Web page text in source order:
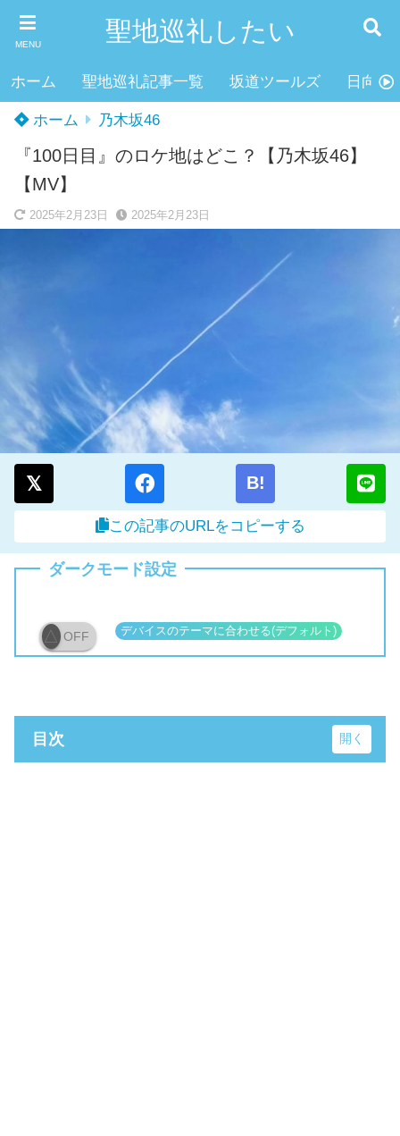
MENU 聖地巡礼したい
ホーム 聖地巡礼記事一覧 坂道ツールズ 日向坂
ホーム 乃木坂46
『100日目』のロケ地はどこ？【乃木坂46】
【MV】
2025年2月23日 2025年2月23日
B!
この記事のURLをコピーする
ダークモード設定
OFF
目次